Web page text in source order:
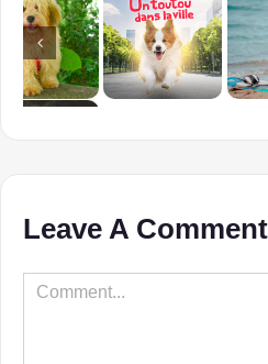
Leave A Comment
Comment